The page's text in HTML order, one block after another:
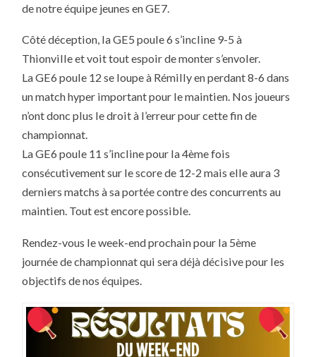
de notre équipe jeunes en GE7.
Côté déception, la GE5 poule 6 s’incline 9-5 à
Thionville et voit tout espoir de monter s’envoler.
La GE6 poule 12 se loupe à Rémilly en perdant 8-6 dans
un match hyper important pour le maintien. Nos joueurs
n’ont donc plus le droit à l’erreur pour cette fin de
championnat.
La GE6 poule 11 s’incline pour la 4ème fois
consécutivement sur le score de 12-2 mais elle aura 3
derniers matchs à sa portée contre des concurrents au
maintien. Tout est encore possible.
Rendez-vous le week-end prochain pour la 5ème
journée de championnat qui sera déjà décisive pour les
objectifs de nos équipes.